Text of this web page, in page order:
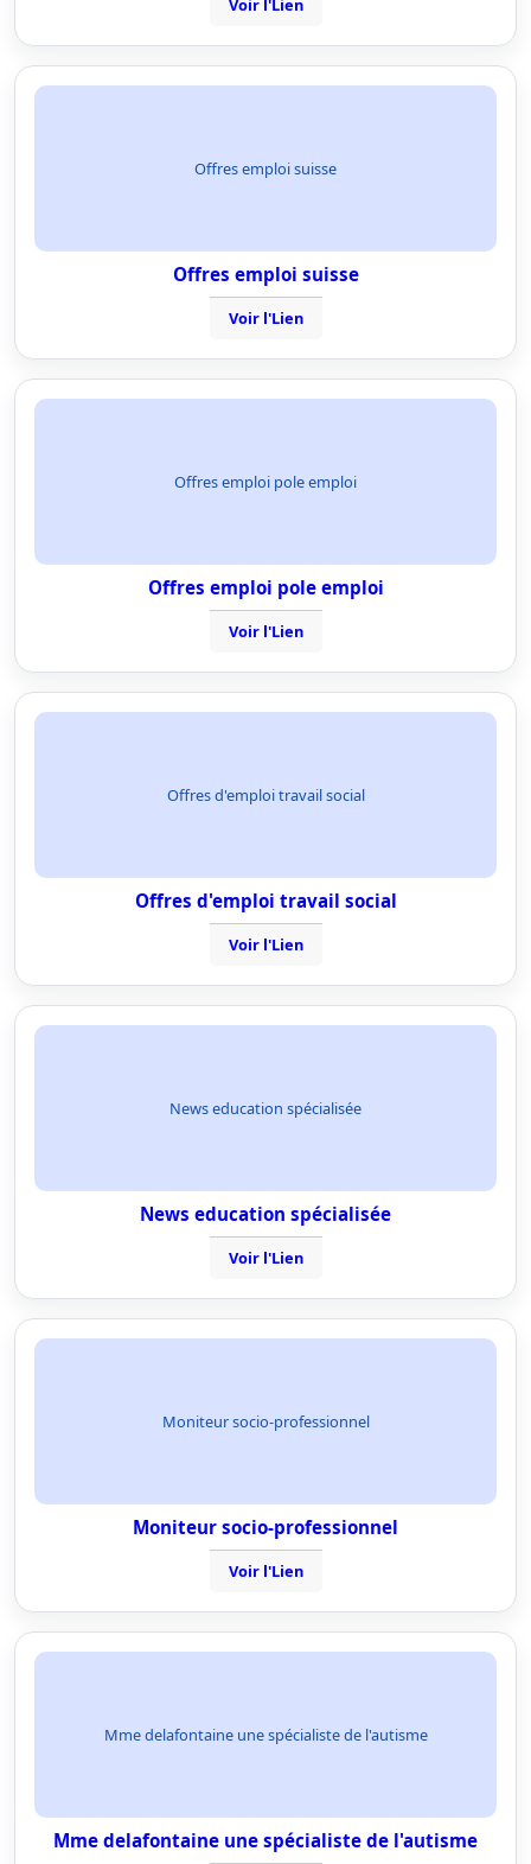
Voir l'Lien
Offres emploi suisse
Offres emploi suisse
Voir l'Lien
Offres emploi pole emploi
Offres emploi pole emploi
Voir l'Lien
Offres d'emploi travail social
Offres d'emploi travail social
Voir l'Lien
News education spécialisée
News education spécialisée
Voir l'Lien
Moniteur socio-professionnel
Moniteur socio-professionnel
Voir l'Lien
Mme delafontaine une spécialiste de l'autisme
Mme delafontaine une spécialiste de l'autisme